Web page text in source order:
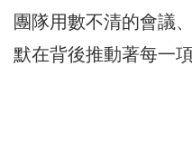
團隊用數不清的會議
默在背後推動著每一